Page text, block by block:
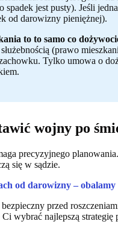
jest pusty). Jeśli
od darowizny pieniężnej).
to to samo co
(prawo
Tylko umowa o
wojny po
precyzyjnego
się w sądzie.
od darowizny –
przed
wybrać najlepszą strategię